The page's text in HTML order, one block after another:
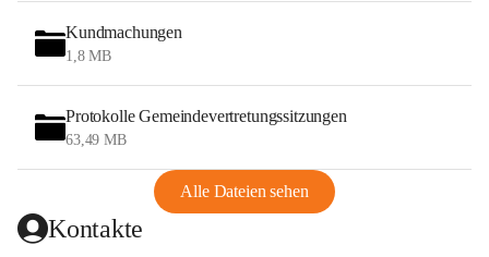
Kundmachungen
1,8 MB
Protokolle Gemeindevertretungssitzungen
63,49 MB
Alle Dateien sehen
Kontakte